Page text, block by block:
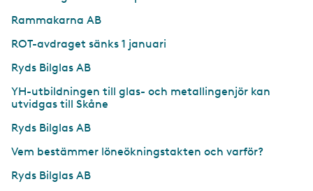
Rammakarna AB
ROT-avdraget sänks 1 januari
Ryds Bilglas AB
YH-utbildningen till glas- och metallingenjör kan
utvidgas till Skåne
Ryds Bilglas AB
Vem bestämmer löneökningstakten och varför?
Ryds Bilglas AB